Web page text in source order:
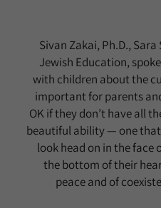
Sivan Zakai, Ph.D.,
Jewish Education,
with children about the
important for parents
OK if they don’t have all
beautiful ability — one
look head on in the face
the bottom of their
peace and of